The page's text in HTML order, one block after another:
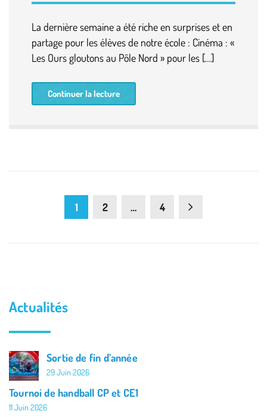
La dernière semaine a été riche en surprises et en
partage pour les élèves de notre école : Cinéma : «
Les Ours gloutons au Pôle Nord » pour les […]
Continuer la lecture
1 2 … 4
Actualités
Sortie de fin d’année
29 Juin 2026
Tournoi de handball CP et CE1
11 Juin 2026